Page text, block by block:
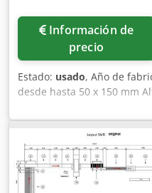
Información de
precio
Estado: usado, Año de
desde hasta 50 x 150 mm
20 - 50 mm Longitud de
línea de finger joint KZA
cliente! La máquina está
embalada. ----- La línea
tableros. Año de
alimentación: 500 –